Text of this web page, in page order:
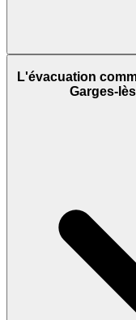
L'évacuation
Garges-